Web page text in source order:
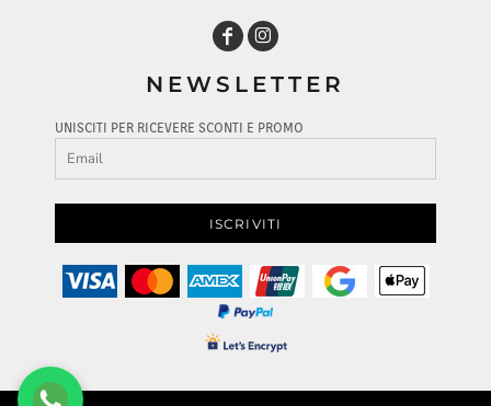
NEWSLETTER
UNISCITI PER RICEVERE SCONTI E PROMO
ISCRIVITI